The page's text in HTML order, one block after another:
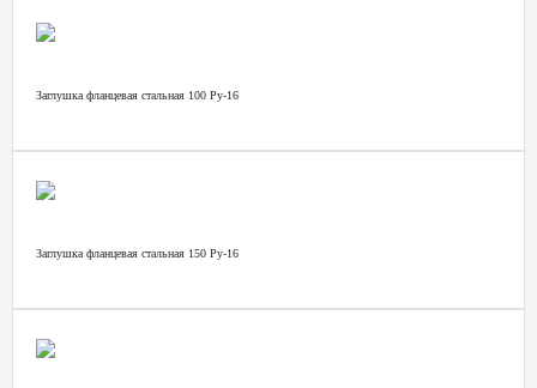
Заглушка фланцевая стальная 100 Ру-16
Заглушка фланцевая стальная 150 Ру-16